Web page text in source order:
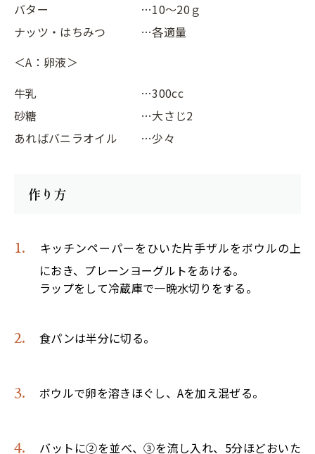
バター
…10～20ｇ
ナッツ・はちみつ
…各適量
＜A：卵液＞
牛乳
…300cc
砂糖
…大さじ2
あればバニラオイル
…少々
作り方
キッチンペーパーをひいた片手ザルをボウルの上
におき、プレーンヨーグルトをあける。
ラップをして冷蔵庫で一晩水切りをする。
食パンは半分に切る。
ボウルで卵を溶きほぐし、Aを加え混ぜる。
バットに②を並べ、③を流し入れ、5分ほどおいた